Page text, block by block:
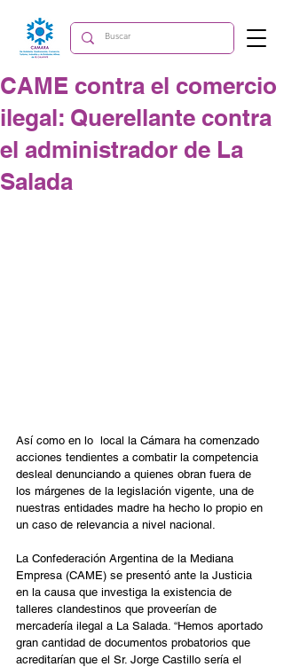
CAME contra el comercio
ilegal: Querellante contra
el administrador de La
Salada
Así como en lo  local la Cámara ha comenzado
acciones tendientes a combatir la competencia
desleal denunciando a quienes obran fuera de
los márgenes de la legislación vigente, una de
nuestras entidades madre ha hecho lo propio en
un caso de relevancia a nivel nacional.
La Confederación Argentina de la Mediana
Empresa (CAME) se presentó ante la Justicia
en la causa que investiga la existencia de
talleres clandestinos que proveerían de
mercadería ilegal a La Salada. “Hemos aportado
gran cantidad de documentos probatorios que
acreditarían que el Sr. Jorge Castillo sería el